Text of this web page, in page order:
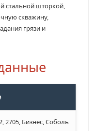
стальной шторкой,
скважину,
грязи и
2705, Бизнес, Соболь